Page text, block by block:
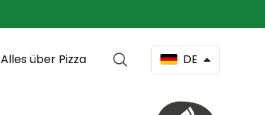
Alles über Pizza DE